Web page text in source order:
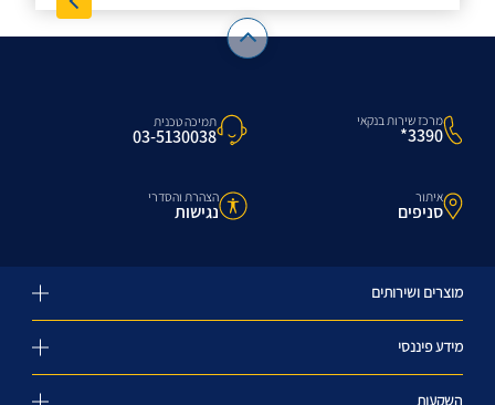
מרכז שירות בנקאי
3390*
תמיכה טכנית
03-5130038
איתור
סניפים
הצהרת והסדרי
נגישות
מוצרים ושירותים
מידע פיננסי
השקעות